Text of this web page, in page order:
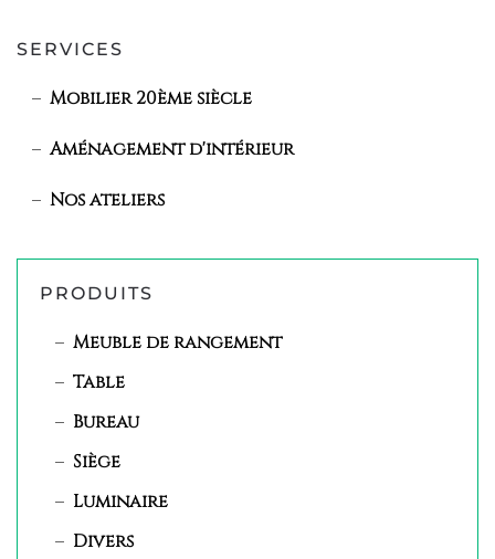
SERVICES
Mobilier 20ème siècle
Aménagement d'intérieur
Nos ateliers
PRODUITS
Meuble de rangement
Table
Bureau
Siège
Luminaire
Divers